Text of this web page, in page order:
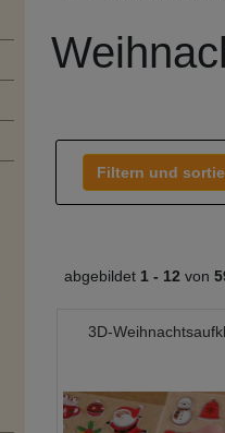
Filtern und
abgebildet 1 - 12 von
3D-